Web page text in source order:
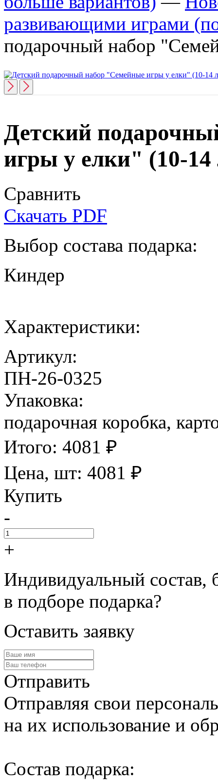
развивающими играми
подарочный набор
Детский
игры у елки" (10-14
Сравнить
Скачать PDF
Выбор состава подарка:
Киндер
Характеристики:
Артикул:
ПН-26-0325
Упаковка:
подарочная коробка,
Итого: 4081 ₽
Цена, шт: 4081 ₽
Купить
-
+
Индивидуальный состав,
в подборе подарка?
Оставить заявку
Отправить
Отправляя свои
на их использование и
Cостав подарка: